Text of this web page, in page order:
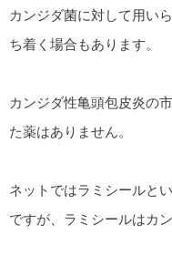
カンジダ菌に対して用い
ち着く場合もあります。
カンジダ性亀頭包皮炎の
た薬はありません。
ネットではラミシールと
ですが、ラミシールはカ